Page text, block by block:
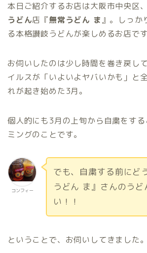
本日ご紹介するお店は大阪市中央区、
うどん店『無常うどん ま』。しっか
る本格讃岐うどんが楽しめるお店です
お伺いしたのは少し時間を巻き戻し
イルスが「いよいよヤバいかも」と
れが起き始めた3月。
個人的にも3月の上旬から自粛をす
ミングのことです。
コンフィー
でも、自粛する前にど
うどん ま』さんのうど
い！！
ということで、お伺いしてきました。